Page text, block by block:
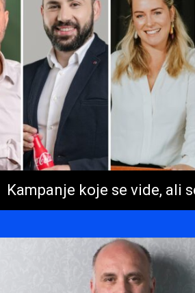
Kampanje koje se vide, ali